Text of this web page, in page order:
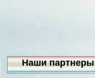
Наши партнеры